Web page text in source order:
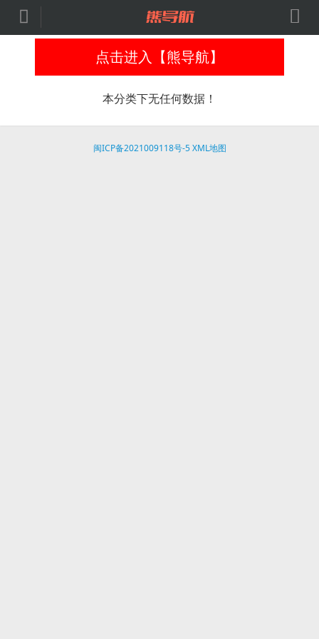
 
点击进入【熊导航】
本分类下无任何数据！
闽ICP备2021009118号-5 XML地图